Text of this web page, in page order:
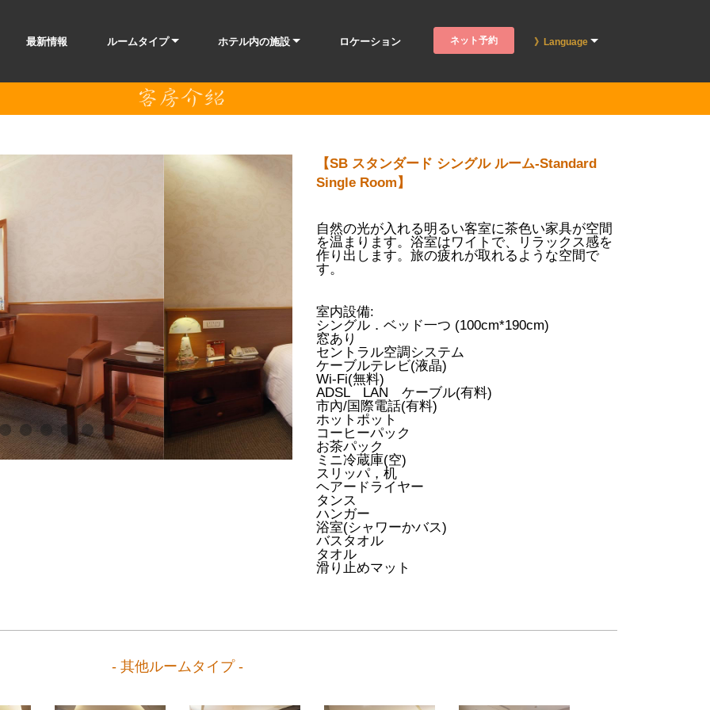
最新情報 ルームタイプ ホテル内の施設 ロケーション ネット予約 》Language
【SB スタンダード シングル ルーム-Standard
Single Room】
自然の光が入れる明るい客室に茶色い家具が空間
を温まります。浴室はワイトで、リラックス感を
作り出します。旅の疲れが取れるような空間で
す。
室内設備:
シングル．ベッド一つ (100cm*190cm)
窓あり
セントラル空調システム
ケーブルテレビ(液晶)
Wi-Fi(無料)
ADSL LAN ケーブル(有料)
市內/国際電話(有料)
ホットポット
コーヒーパック
お茶パック
ミニ冷蔵庫(空)
スリッパ，机
ヘアードライヤー
タンス
ハンガー
浴室(シャワーかバス)
バスタオル
タオル
滑り止めマット
- 其他ルームタイプ -